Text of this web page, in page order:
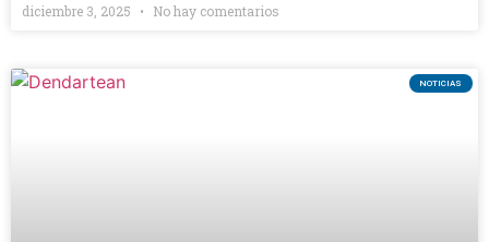
diciembre 3, 2025 No hay comentarios
NOTICIAS